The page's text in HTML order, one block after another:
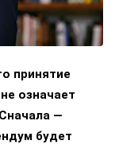
принятие
означает
—
будет